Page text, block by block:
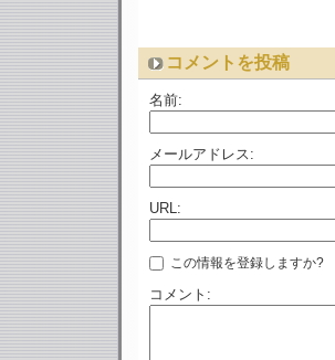
コメントを投稿
名前:
メールアドレス:
URL:
この情報を登録しますか?
コメント: